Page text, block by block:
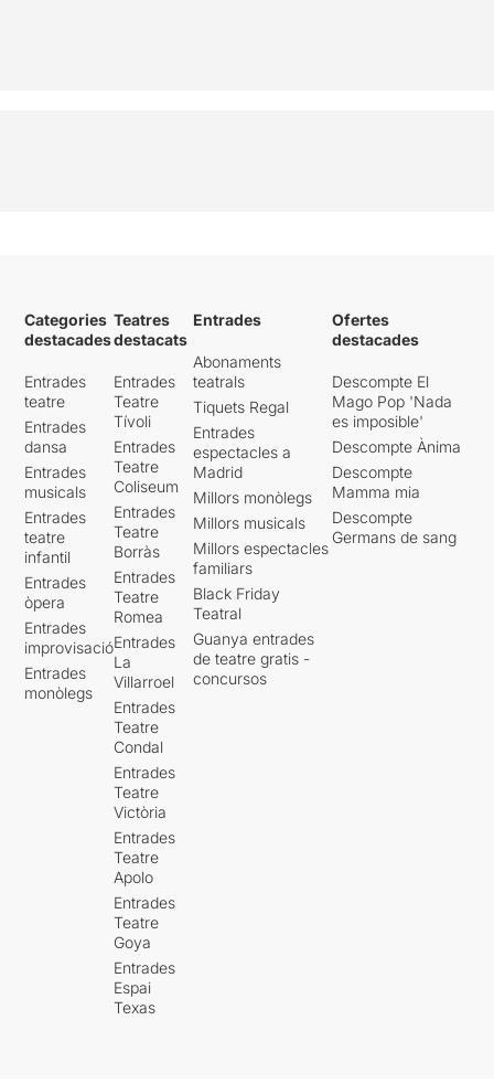
Categories
destacades
Entrades
teatre
Entrades
dansa
Entrades
musicals
Entrades
teatre
infantil
Entrades
òpera
Entrades
improvisació
Entrades
monòlegs
Teatres
destacats
Entrades
Teatre
Tívoli
Entrades
Teatre
Coliseum
Entrades
Teatre
Borràs
Entrades
Teatre
Romea
Entrades
La
Villarroel
Entrades
Teatre
Condal
Entrades
Teatre
Victòria
Entrades
Teatre
Apolo
Entrades
Teatre
Goya
Entrades
Espai
Texas
Entrades
Abonaments
teatrals
Tiquets Regal
Entrades
espectacles a
Madrid
Millors monòlegs
Millors musicals
Millors espectacles
familiars
Black Friday
Teatral
Guanya entrades
de teatre gratis -
concursos
Ofertes
destacades
Descompte El
Mago Pop 'Nada
es imposible'
Descompte Ànima
Descompte
Mamma mia
Descompte
Germans de sang